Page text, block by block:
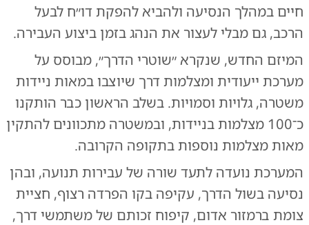
חיים במהלך הנסיעה ולהביא להפקת דו״ח לבעל
הרכב, גם מבלי לעצור את הנהג בזמן ביצוע העבירה.
המיזם החדש, שנקרא ״שוטרי הדרך״, מבוסס על
מערכת ייעודית ומצלמות דרך שיוצבו במאות ניידות
משטרה, גלויות וסמויות. בשלב הראשון כבר הותקנו
כ־100 מצלמות בניידות, ובמשטרה מתכוונים להתקין
מאות מצלמות נוספות בתקופה הקרובה.
המערכת נועדה לתעד שורה של עבירות תנועה, ובהן
נסיעה בשול הדרך, עקיפה בקו הפרדה רצוף, חציית
צומת ברמזור אדום, קיפוח זכותם של משתמשי דרך,